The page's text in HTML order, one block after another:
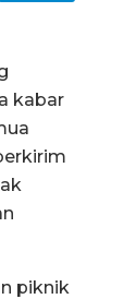
kabar
piknik